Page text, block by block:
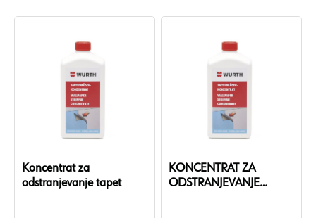
Koncentrat za
odstranjevanje tapet
KONCENTRAT ZA
ODSTRANJEVANJE